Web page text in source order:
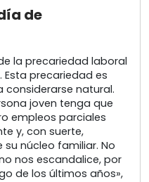
de
la precariedad laboral
Esta precariedad es
considerarse natural.
joven tenga que
empleos parciales
y, con suerte,
núcleo familiar. No
nos escandalice, por
de los últimos años»,